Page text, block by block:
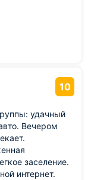
тишина
предоставляем
10
удачный
Вечером
заселение.
интернет.